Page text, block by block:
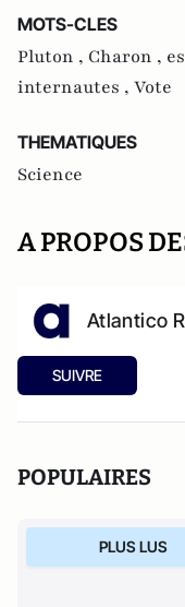
MOTS-CLES
Pluton , Charon ,
internautes , Vote
THEMATIQUES
Science
A PROPOS
Atlantico
SUIVRE
POPULAIRES
PLUS LUS